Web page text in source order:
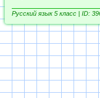
Русский язык 5 класс | ID: